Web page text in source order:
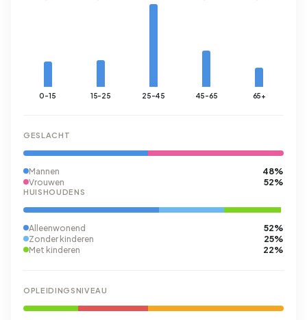
0-15 15-25 25-45 45-65 65+
GESLACHT
Mannen 48%
Vrouwen 52%
HUISHOUDENS
Alleenwonend 52%
Zonder kinderen 25%
Met kinderen 22%
OPLEIDINGSNIVEAU